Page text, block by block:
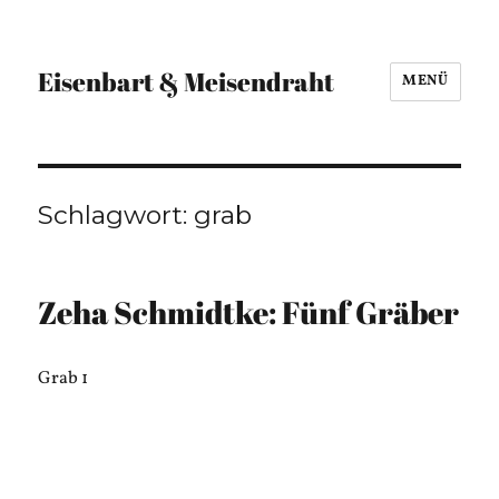
Eisenbart & Meisendraht MENÜ
Schlagwort: grab
Zeha Schmidtke: Fünf Gräber
Grab 1